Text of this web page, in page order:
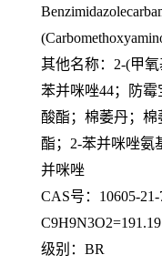
其他名称： 2-(甲
苯并咪唑44；防
酸酯；棉萎丹；
酯；2-苯并咪唑氨
并咪唑
CAS号：10605-21-
C9H9N3O2=191.19
级别： BR